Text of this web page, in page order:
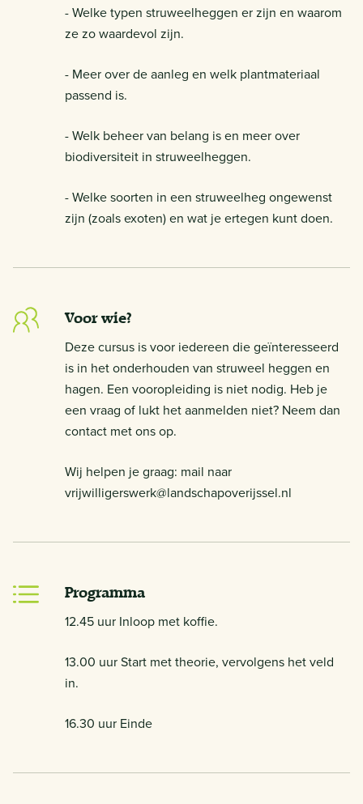
- Welke typen struweelheggen er zijn en waarom
ze zo waardevol zijn.
- Meer over de aanleg en welk plantmateriaal
passend is.
- Welk beheer van belang is en meer over
biodiversiteit in struweelheggen.
- Welke soorten in een struweelheg ongewenst
zijn (zoals exoten) en wat je ertegen kunt doen.
Voor wie?
Deze cursus is voor iedereen die geïnteresseerd
is in het onderhouden van struweel heggen en
hagen. Een vooropleiding is niet nodig. Heb je
een vraag of lukt het aanmelden niet? Neem dan
contact met ons op.
Wij helpen je graag: mail naar
vrijwilligerswerk@landschapoverijssel.nl
Programma
12.45 uur Inloop met koffie.
13.00 uur Start met theorie, vervolgens het veld
in.
16.30 uur Einde